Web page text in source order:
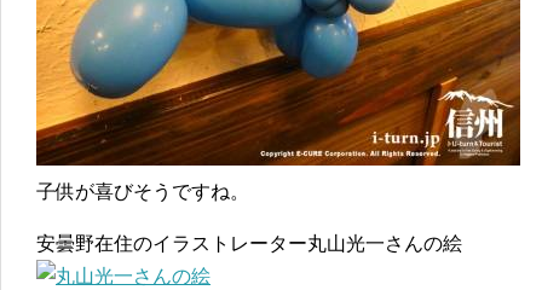
子供が喜びそうですね。
安曇野在住のイラストレーター丸山光一さんの絵